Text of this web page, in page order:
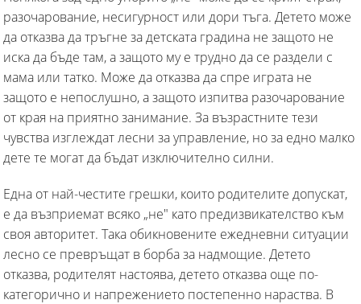
разочарование, несигурност или дори тъга. Детето може
да отказва да тръгне за детската градина не защото не
иска да бъде там, а защото му е трудно да се раздели с
мама или татко. Може да отказва да спре играта не
защото е непослушно, а защото изпитва разочарование
от края на приятно занимание. За възрастните тези
чувства изглеждат лесни за управление, но за едно малко
дете те могат да бъдат изключително силни.
Една от най-честите грешки, които родителите допускат,
е да възприемат всяко „не" като предизвикателство към
своя авторитет. Така обикновените ежедневни ситуации
лесно се превръщат в борба за надмощие. Детето
отказва, родителят настоява, детето отказва още по-
категорично и напрежението постепенно нараства. В